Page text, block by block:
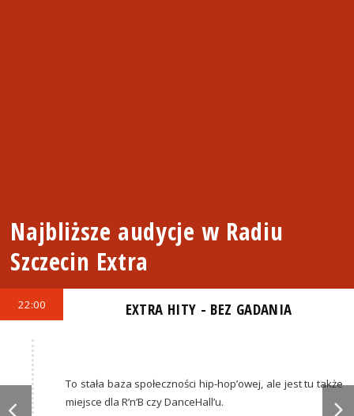
Najbliższe audycje w Radiu
Szczecin Extra
22:00 EXTRA HITY - BEZ GADANIA
To stała baza społeczności hip-hop’owej, ale jest tu także
miejsce dla R’n’B czy DanceHall’u.